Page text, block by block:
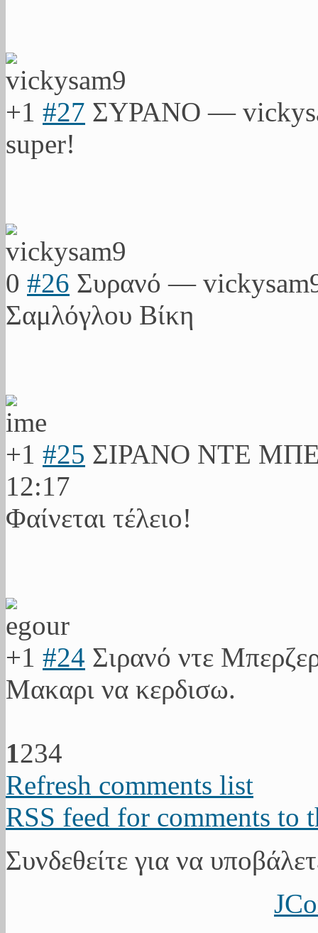
+1 #27 ΣΥΡΑΝΟ —
super!
0 #26 Συρανό —
Σαμλόγλου Βίκη
+1 #25 ΣΙΡΑΝΟ ΝΤΕ
12:17
Φαίνεται τέλειο!
+1 #24 Σιρανό ντε
Μακαρι να κερδισω.
1234
Refresh comments list
RSS feed for comments to
Συνδεθείτε για να